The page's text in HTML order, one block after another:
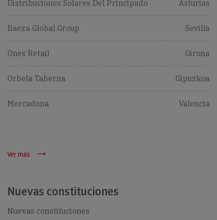
Distribuciones Solares Del Principado Asturias
Baeza Global Group Sevilla
Ones Retail Girona
Orbela Taberna Gipuzkoa
Mercadona Valencia
Ver más
Nuevas constituciones
Nuevas constituciones